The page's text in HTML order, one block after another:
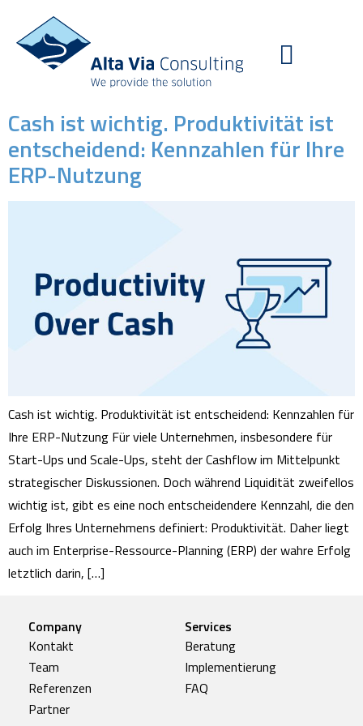
Cash ist wichtig. Produktivität ist
entscheidend: Kennzahlen für Ihre
ERP-Nutzung
Cash ist wichtig. Produktivität ist entscheidend: Kennzahlen für
Ihre ERP-Nutzung Für viele Unternehmen, insbesondere für
Start-Ups und Scale-Ups, steht der Cashflow im Mittelpunkt
strategischer Diskussionen. Doch während Liquidität zweifellos
wichtig ist, gibt es eine noch entscheidendere Kennzahl, die den
Erfolg Ihres Unternehmens definiert: Produktivität. Daher liegt
auch im Enterprise-Ressource-Planning (ERP) der wahre Erfolg
letztlich darin, […]
Company
Kontakt
Team
Referenzen
Partner
Services
Beratung
Implementierung
FAQ